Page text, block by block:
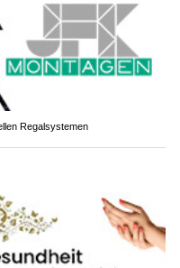
Regalsystemen